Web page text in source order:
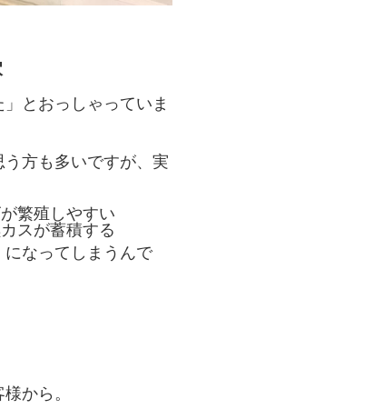
とおっしゃっていま
方も多いですが、実
繁殖しやすい
スが蓄積する
なってしまうんで
から。